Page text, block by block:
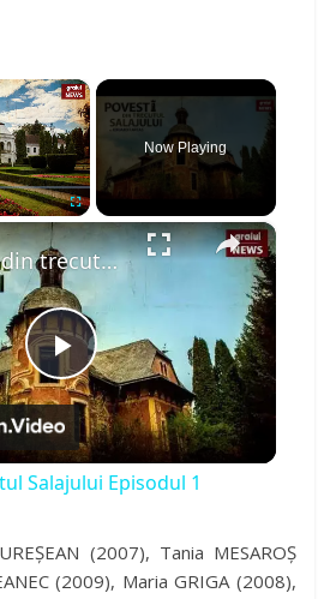
×
Fullscreen
Now Playing
×
P
l
Povesti din trecutul Salajului Episodul 1
Salajului Episodul 1
(2007), Tania MESAROȘ
(2009), Maria GRIGA (2008),